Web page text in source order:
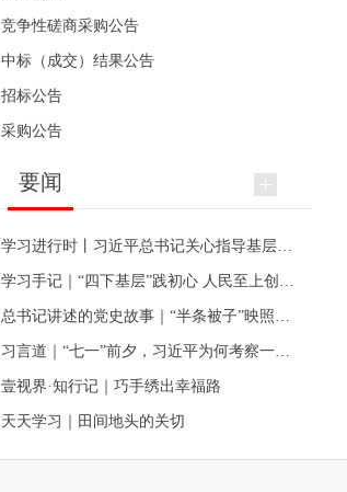
竞争性磋商采购公告
中标（成交）结果公告
招标公告
采购公告
要闻
壹视界·知行记｜巧手绣出幸福路
天天学习｜田间地头的关切